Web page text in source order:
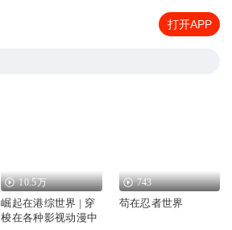
打开APP
10.5万
崛起在港综世界 | 穿
梭在各种影视动漫中
743
苟在忍者世界